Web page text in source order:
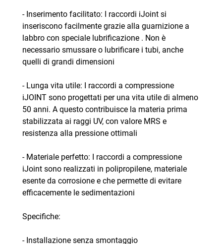
- Inserimento facilitato: I raccordi iJoint si
inseriscono facilmente grazie alla guarnizione a
labbro con speciale lubrificazione . Non è
necessario smussare o lubrificare i tubi, anche
quelli di grandi dimensioni
- Lunga vita utile: I raccordi a compressione
iJOINT sono progettati per una vita utile di almeno
50 anni. A questo contribuisce la materia prima
stabilizzata ai raggi UV, con valore MRS e
resistenza alla pressione ottimali
- Materiale perfetto: I raccordi a compressione
iJoint sono realizzati in polipropilene, materiale
esente da corrosione e che permette di evitare
efficacemente le sedimentazioni
Specifiche:
- Installazione senza smontaggio